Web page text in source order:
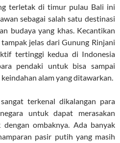
terletak di timur pulau Bali ini
sebagai salah satu destinasi
budaya yang khas. Kecantikan
jelas dari Gunung Rinjani
tertinggi kedua di Indonesia
pendaki untuk bisa sampai
alam yang ditawarkan.
terkenal dikalangan para
untuk dapat merasakan
dengan ombaknya. Ada banyak
pasir putih yang masih